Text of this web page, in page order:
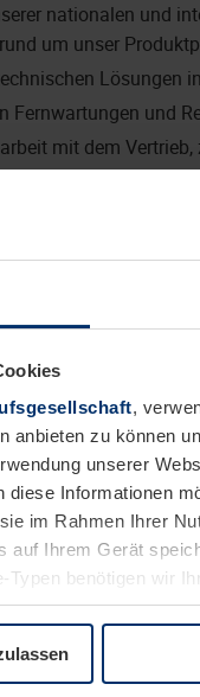
,
anbieten zu können
unserer
diese Informationen
im Rahmen Ihrer
auf Ihrem Gerät
Typen benötigen wir
nationalen und
um unser
Lösungen
Fernwartungen und
mit dem
Verständnis
Kostenbewusstsein
und
Werten
Bereich
in Wort und